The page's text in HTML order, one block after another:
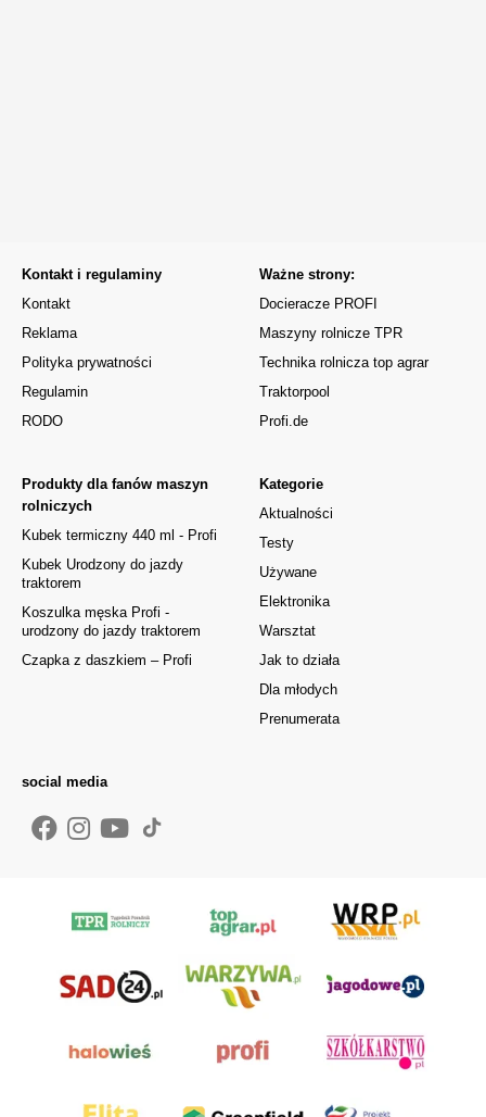
Kontakt i regulaminy
Kontakt
Reklama
Polityka prywatności
Regulamin
RODO
Kategorie
Aktualności
Testy
Używane
Elektronika
Warsztat
Jak to działa
Dla młodych
Prenumerata
Produkty dla fanów maszyn
rolniczych
Kubek termiczny 440 ml - Profi
Kubek Urodzony do jazdy
traktorem
Koszulka męska Profi -
urodzony do jazdy traktorem
Czapka z daszkiem – Profi
Ważne strony:
Docieracze PROFI
Maszyny rolnicze TPR
Technika rolnicza top agrar
Traktorpool
Profi.de
social media